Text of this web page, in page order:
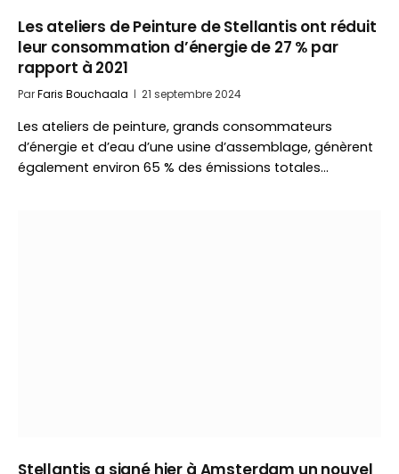
Les ateliers de Peinture de Stellantis ont réduit
leur consommation d’énergie de 27 % par
rapport à 2021
ParFaris Bouchaala 21 septembre 2024
Les ateliers de peinture, grands consommateurs
d’énergie et d’eau d’une usine d’assemblage, génèrent
également environ 65 % des émissions totales…
Stellantis a signé hier à Amsterdam un nouvel